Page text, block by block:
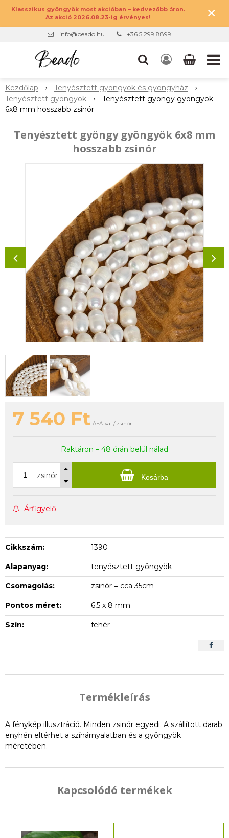
Klasszikus gyöngyök most akcióban – kedvezőbb áron.
Az akció 2026.08.23-ig érvényes!
×
info@beado.hu +36 5 299 8899
Kezdőlap
Tenyésztett gyöngyök és gyöngyház
Tenyésztett gyöngyök
Tenyésztett gyöngy gyöngyök
6x8 mm hosszabb zsinór
Tenyésztett gyöngy gyöngyök 6x8 mm
hosszabb zsinór
7 540 Ft ÁFÁ-val / zsinór
Raktáron – 48 órán belül nálad
zsinór Kosárba
Árfigyelő
Cikkszám: 1390
Alapanyag: tenyésztett gyöngyök
Csomagolás: zsinór = cca 35cm
Pontos méret: 6,5 x 8 mm
Szín: fehér
Termékleírás
A fénykép illusztráció. Minden zsinór egyedi. A szállított darab
enyhén eltérhet a színárnyalatban és a gyöngyök
méretében.
Kapcsolódó termékek